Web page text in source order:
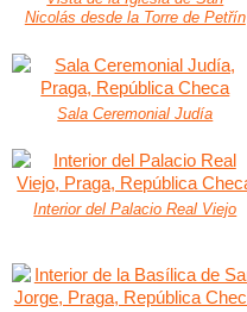
Nicolás desde la Torre de Petřín
Sala Ceremonial Judía
Interior del Palacio Real Viejo